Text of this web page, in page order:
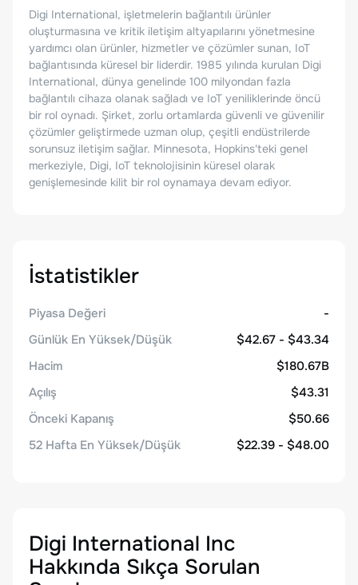
Digi International, işletmelerin bağlantılı ürünler
oluşturmasına ve kritik iletişim altyapılarını yönetmesine
yardımcı olan ürünler, hizmetler ve çözümler sunan, IoT
bağlantısında küresel bir liderdir. 1985 yılında kurulan Digi
International, dünya genelinde 100 milyondan fazla
bağlantılı cihaza olanak sağladı ve IoT yeniliklerinde öncü
bir rol oynadı. Şirket, zorlu ortamlarda güvenli ve güvenilir
çözümler geliştirmede uzman olup, çeşitli endüstrilerde
sorunsuz iletişim sağlar. Minnesota, Hopkins'teki genel
merkeziyle, Digi, IoT teknolojisinin küresel olarak
genişlemesinde kilit bir rol oynamaya devam ediyor.
İstatistikler
Piyasa Değeri
-
Günlük En Yüksek/Düşük
$42.67 - $43.34
Hacim
$180.67B
Açılış
$43.31
Önceki Kapanış
$50.66
52 Hafta En Yüksek/Düşük
$22.39 - $48.00
Digi International Inc
Hakkında Sıkça Sorulan